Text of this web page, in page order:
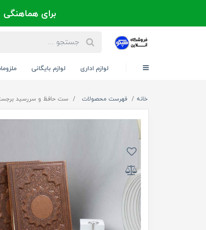
برای هماهنگی به شماره 021-88300171 یا
لوازم اداری لوازم بایگانی
خانه فهرست محصولات ست حافظ و سررسید برجسته 1405 کد 50401 - مناسب